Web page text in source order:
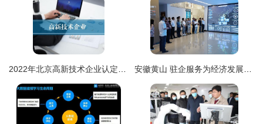
2022年北京高新技术企业认定申请 安徽黄山 驻企服务为经济发展注入“技术引擎”